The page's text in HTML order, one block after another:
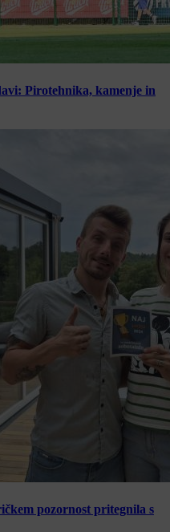
Pirotehnika, kamenje in
pozornost pritegnila s